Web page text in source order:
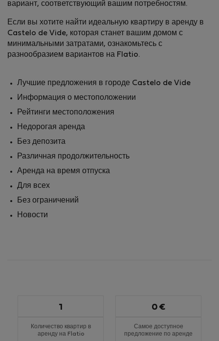
вариант, соответствующий вашим потребностям.
Если вы хотите найти идеальную квартиру в аренду в
Castelo de Vide, которая станет вашим домом с
минимальными затратами, ознакомьтесь с
разнообразием вариантов на Flatio.
Лучшие предложения в городе Castelo de Vide
Информация о местоположении
Рейтинги местоположения
Недорогая аренда
Без депозита
Различная продолжительность
Аренда на время отпуска
Для всех
Без ограничений
Новости
Количество квартир в
аренду на Flatio
1
Самое доступное
предложение по аренде
0 €